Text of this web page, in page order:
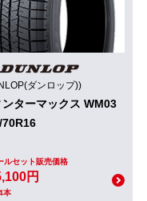
ダンロップ))
ンターマックス WM03
ルセット販売価格
円
本